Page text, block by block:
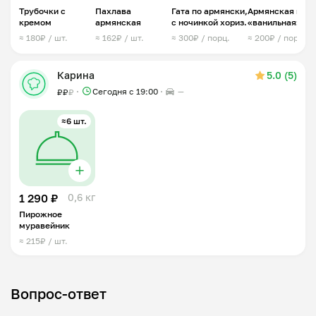
Трубочки с
кремом
≈ 180₽ / шт.
Пахлава
армянская
≈ 162₽ / шт.
Гата по армянски,
с ночинкой хориз.
≈ 300₽ / порц.
Армянская гата
«ванильная»
≈ 200₽ / порц.
Карина 5.0 (5)
₽₽₽ Сегодня с 19:00 —
≈6 шт.
1 290 ₽ 0,6 кг
Пирожное
муравейник
≈ 215₽ / шт.
Вопрос-ответ